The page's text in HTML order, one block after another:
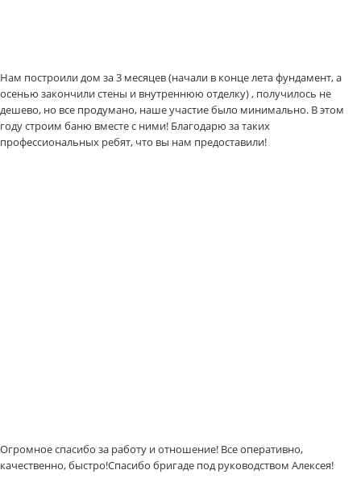
Нам построили дом за 3 месяцев (начали в конце лета фундамент, а
осенью закончили стены и внутреннюю отделку) , получилось не
дешево, но все продумано, наше участие было минимально. В этом
году строим баню вместе с ними! Благодарю за таких
профессиональных ребят, что вы нам предоставили!
Огромное спасибо за работу и отношение! Все оперативно,
качественно, быстро!Спасибо бригаде под руководством Алексея!